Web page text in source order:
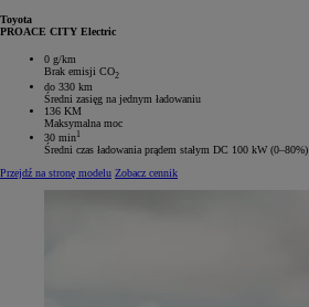
Toyota
PROACE CITY Electric
0 g/km
Brak emisji CO2
do 330 km
Średni zasięg na jednym ładowaniu
136 KM
Maksymalna moc
30 min1
Średni czas ładowania prądem stałym DC 100 kW (0–80%)
Przejdź na stronę modelu Zobacz cennik